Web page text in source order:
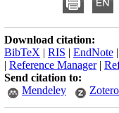
Download citation:
BibTeX | RIS | EndNote |
| Reference Manager|
Send citation to:
Mendeley
Zotero